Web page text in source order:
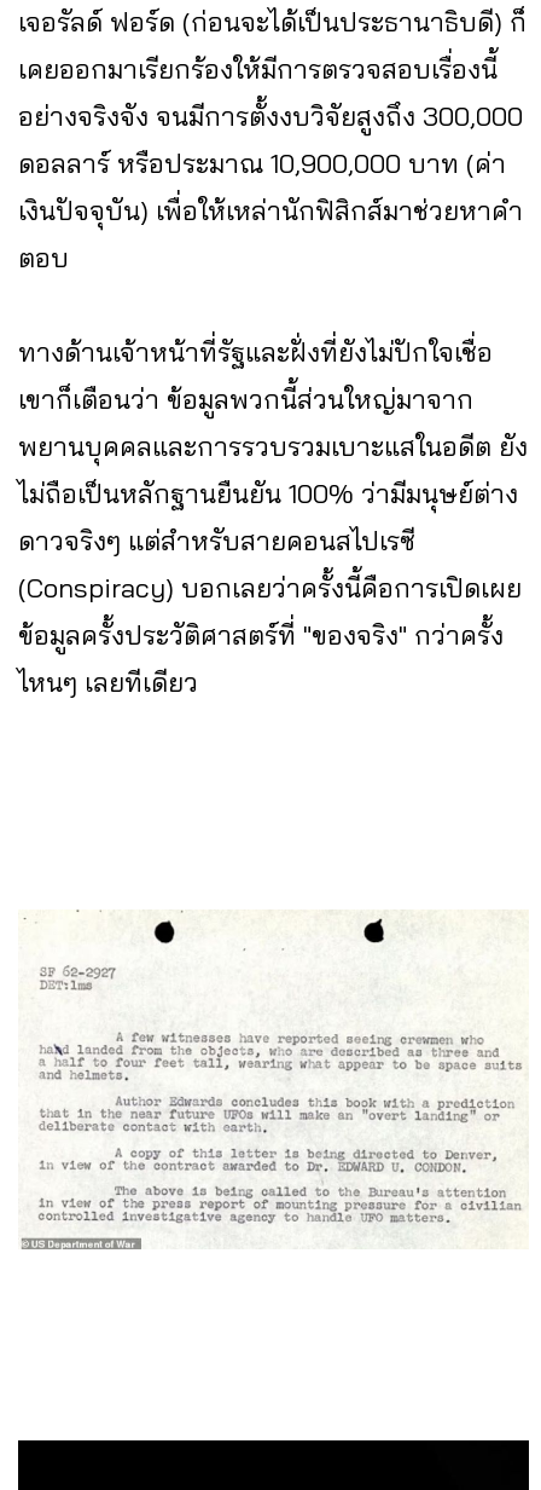
เจอรัลด์ ฟอร์ด (ก่อนจะได้เป็นประธานาธิบดี) ก็
เคยออกมาเรียกร้องให้มีการตรวจสอบเรื่องนี้
อย่างจริงจัง จนมีการตั้งงบวิจัยสูงถึง 300,000
ดอลลาร์ หรือประมาณ 10,900,000 บาท (ค่า
เงินปัจจุบัน) เพื่อให้เหล่านักฟิสิกส์มาช่วยหาคำ
ตอบ
ทางด้านเจ้าหน้าที่รัฐและฝั่งที่ยังไม่ปักใจเชื่อ
เขาก็เตือนว่า ข้อมูลพวกนี้ส่วนใหญ่มาจาก
พยานบุคคลและการรวบรวมเบาะแสในอดีต ยัง
ไม่ถือเป็นหลักฐานยืนยัน 100% ว่ามีมนุษย์ต่าง
ดาวจริงๆ แต่สำหรับสายคอนสไปเรซี
(Conspiracy) บอกเลยว่าครั้งนี้คือการเปิดเผย
ข้อมูลครั้งประวัติศาสตร์ที่ "ของจริง" กว่าครั้ง
ไหนๆ เลยทีเดียว